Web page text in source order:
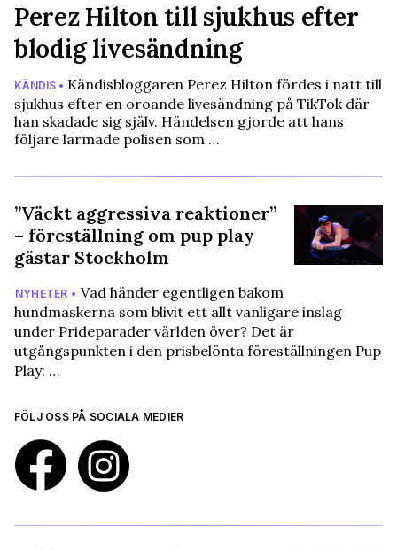
Perez Hilton till sjukhus efter
blodig livesändning
KÄNDIS • Kändisbloggaren Perez Hilton fördes i natt till
sjukhus efter en oroande livesändning på TikTok där
han skadade sig själv. Händelsen gjorde att hans
följare larmade polisen som …
”Väckt aggressiva reaktioner”
– föreställning om pup play
gästar Stockholm
NYHETER • Vad händer egentligen bakom
hundmaskerna som blivit ett allt vanligare inslag
under Prideparader världen över? Det är
utgångspunkten i den prisbelönta föreställningen Pup
Play: …
FÖLJ OSS PÅ SOCIALA MEDIER